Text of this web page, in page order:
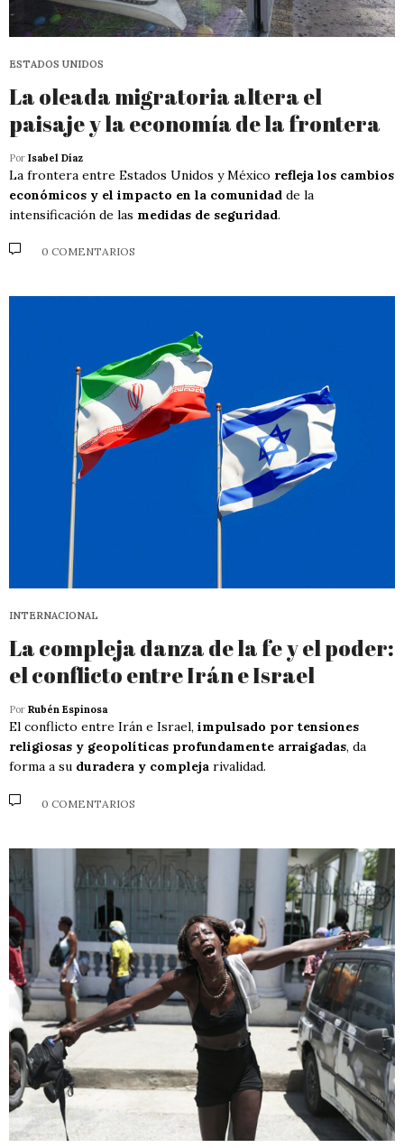
ESTADOS UNIDOS
La oleada migratoria altera el
paisaje y la economía de la frontera
Por Isabel Díaz
La frontera entre Estados Unidos y México refleja los cambios
económicos y el impacto en la comunidad de la
intensificación de las medidas de seguridad.
0 COMENTARIOS
INTERNACIONAL
La compleja danza de la fe y el poder:
el conflicto entre Irán e Israel
Por Rubén Espinosa
El conflicto entre Irán e Israel, impulsado por tensiones
religiosas y geopolíticas profundamente arraigadas, da
forma a su duradera y compleja rivalidad.
0 COMENTARIOS